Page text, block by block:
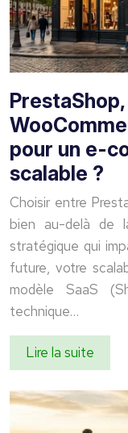
pour un e-
scalable ?
Choisir entre
bien au-delà de
stratégique qui
future, votre
modèle SaaS
technique…
Lire la suite